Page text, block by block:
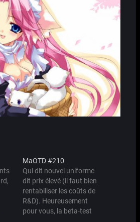
MaOTD #210
Qui dit nouvel uniforme
dit prix élevé (il faut bien
rentabiliser les coûts de
R&D). Heureusement
pour vous, la beta-test